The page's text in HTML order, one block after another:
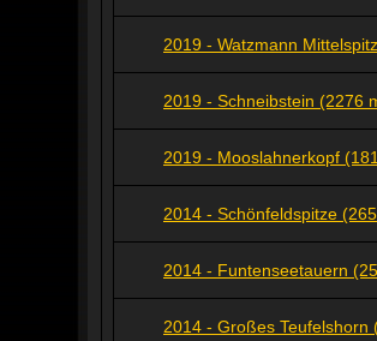
2019 - Watzmann
2019 - Schneibstein (2276
2019 - Mooslahnerkopf
2014 - Schönfeldspitze
2014 - Funtenseetauern
2014 - Großes Teufelshorn